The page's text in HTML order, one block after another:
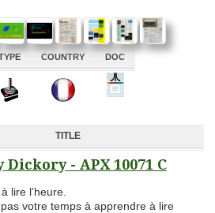
COUNTRY DOC
TITLE
- APX 10071 C
lire l’heure.
votre temps à apprendre à lire